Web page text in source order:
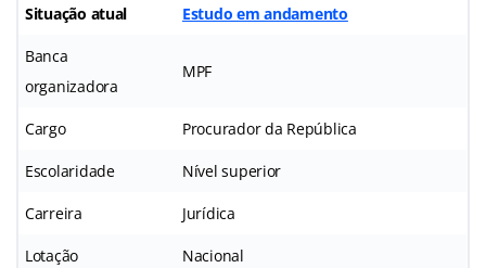
Situação atual Estudo em andamento
Banca
organizadora
MPF
Cargo Procurador da República
Escolaridade Nível superior
Carreira Jurídica
Lotação Nacional